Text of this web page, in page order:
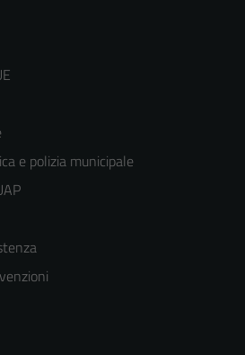
e polizia municipale
Questi cookie
non raccolgono